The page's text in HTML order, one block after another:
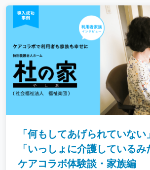
「何もしてあげられていない
「いっしょに介護しているみ
ケアコラボ体験談・家族編